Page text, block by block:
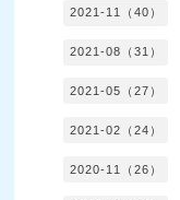
2021-11（40）
2021-08（31）
2021-05（27）
2021-02（24）
2020-11（26）